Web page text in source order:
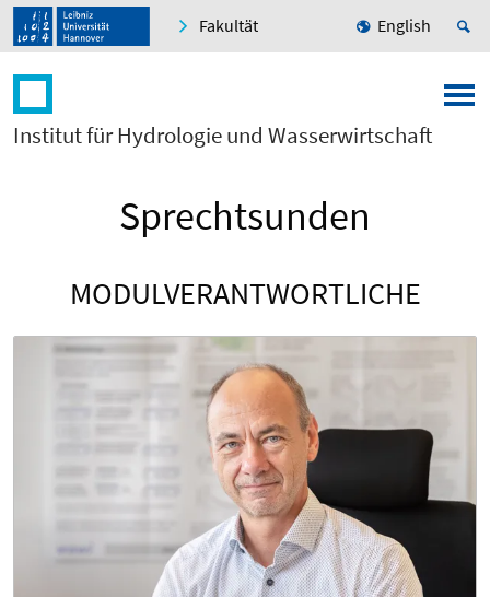
Fakultät English
Institut für Hydrologie und Wasserwirtschaft
Sprechtsunden
MODULVERANTWORTLICHE